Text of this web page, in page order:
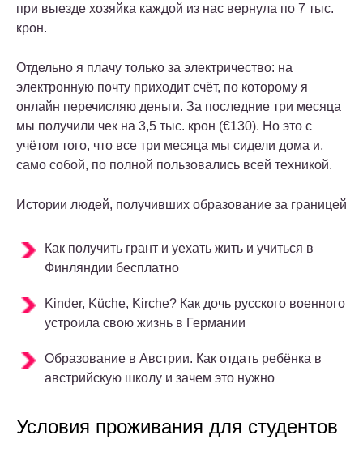
при выезде хозяйка каждой из нас вернула по 7 тыс.
крон.
Отдельно я плачу только за электричество: на
электронную почту приходит счёт, по которому я
онлайн перечисляю деньги. За последние три месяца
мы получили чек на 3,5 тыс. крон (€130). Но это с
учётом того, что все три месяца мы сидели дома и,
само собой, по полной пользовались всей техникой.
Истории людей, получивших образование за границей
Как получить грант и уехать жить и учиться в
Финляндии бесплатно
Kinder, Küche, Kirche? Как дочь русского военного
устроила свою жизнь в Германии
Образование в Австрии. Как отдать ребёнка в
австрийскую школу и зачем это нужно
Условия проживания для студентов